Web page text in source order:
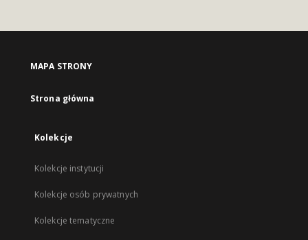
MAPA STRONY
Strona główna
Kolekcje
Kolekcje instytucji
Kolekcje osób prywatnych
Kolekcje tematyczne